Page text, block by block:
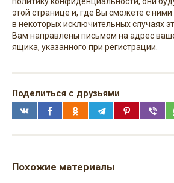
этой странице и, где Вы сможете с
в некоторых исключительных случаях
Вам направлены письмом на адрес
ящика, указанного при регистрации.
Поделиться с друзьями
Похожие материалы